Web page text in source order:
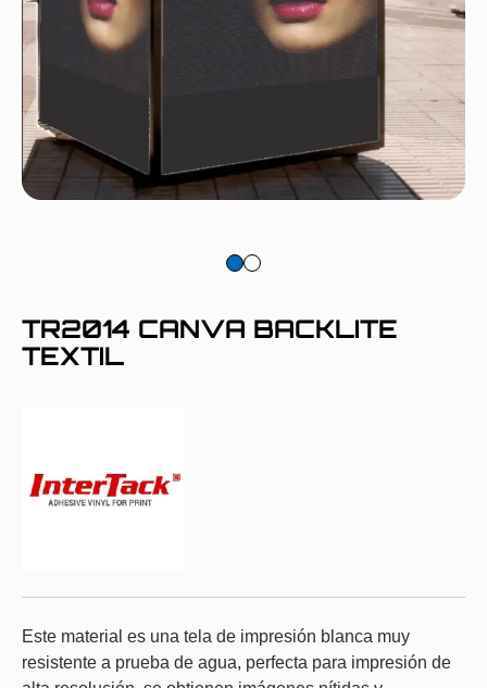
TR2014 CANVA BACKLITE
TEXTIL
Este material es una tela de impresión blanca muy
resistente a prueba de agua, perfecta para impresión de